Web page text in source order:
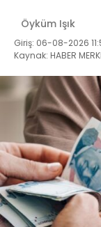
Öyküm Işık
Giriş: 06-08-2026
Kaynak: HABER